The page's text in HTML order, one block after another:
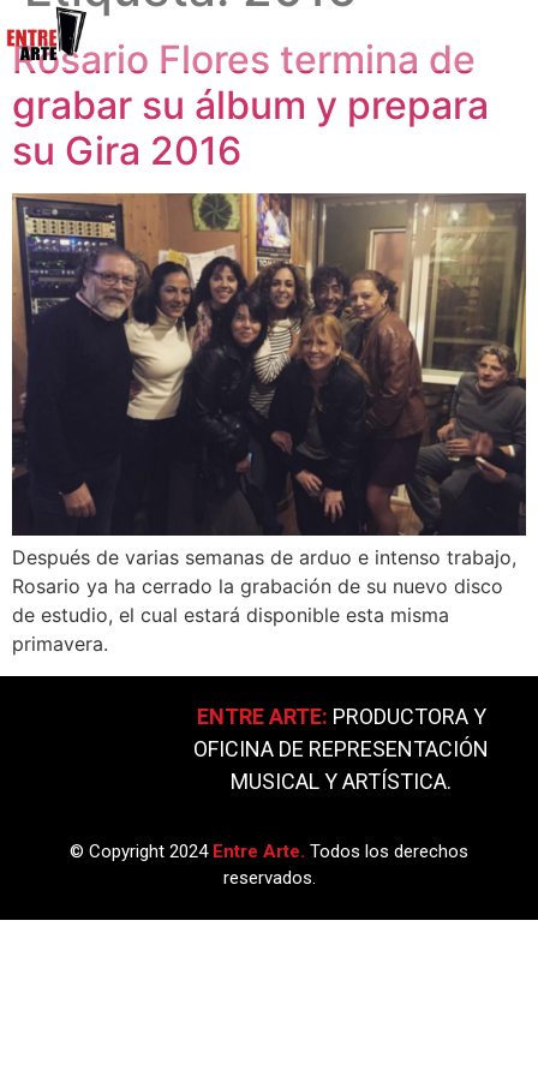
Rosario Flores termina de
grabar su álbum y prepara
su Gira 2016
Después de varias semanas de arduo e intenso trabajo,
Rosario ya ha cerrado la grabación de su nuevo disco
de estudio, el cual estará disponible esta misma
primavera.
ENTRE ARTE: PRODUCTORA Y
OFICINA DE REPRESENTACIÓN
MUSICAL Y ARTÍSTICA.
© Copyright 2024 Entre Arte. Todos los derechos
reservados.